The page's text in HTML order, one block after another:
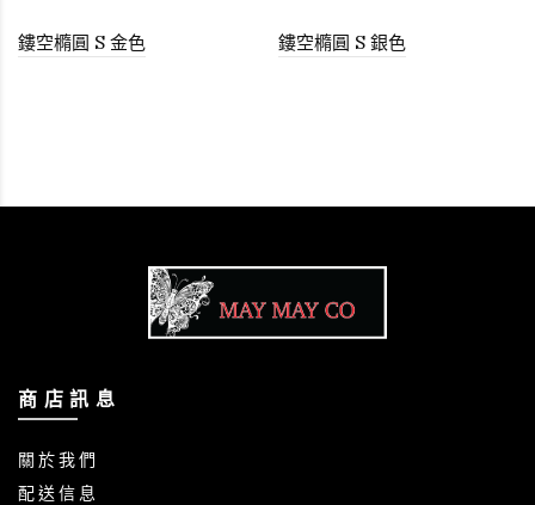
鏤空橢圓 S 金色 鏤空橢圓 S 銀色
商 店 訊 息
關 於 我 們
配 送 信 息